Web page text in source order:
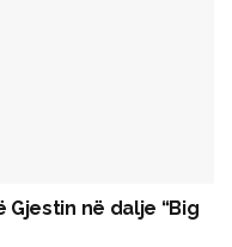
në dalje “Big